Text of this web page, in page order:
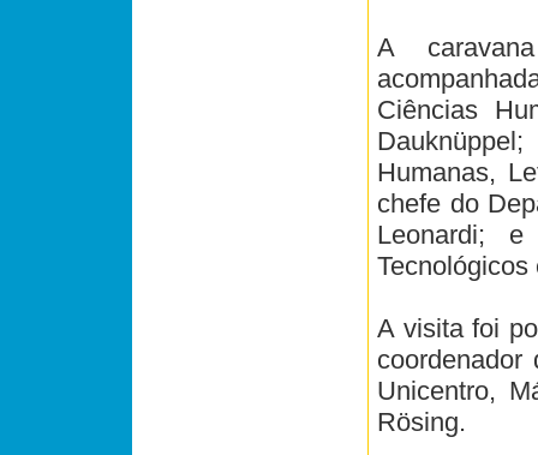
A
Ciências
Humanas,
chefe do
Leonardi;
A visita foi
coordenador
Unicentro,
Rösing.